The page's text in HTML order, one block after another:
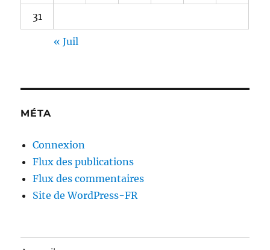
31
« Juil
MÉTA
Connexion
Flux des publications
Flux des commentaires
Site de WordPress-FR